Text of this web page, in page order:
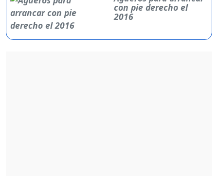
con pie derecho el
2016